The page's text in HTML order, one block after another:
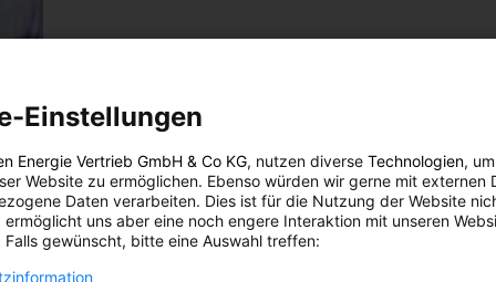
Einstellungen
Energie Vertrieb GmbH & Co KG, nutzen diverse Technologien,
Website zu ermöglichen. Ebenso würden wir gerne mit externen
Daten verarbeiten. Dies ist für die Nutzung der Website
ermöglicht uns aber eine noch engere Interaktion mit unseren
Falls gewünscht, bitte eine Auswahl treffen: